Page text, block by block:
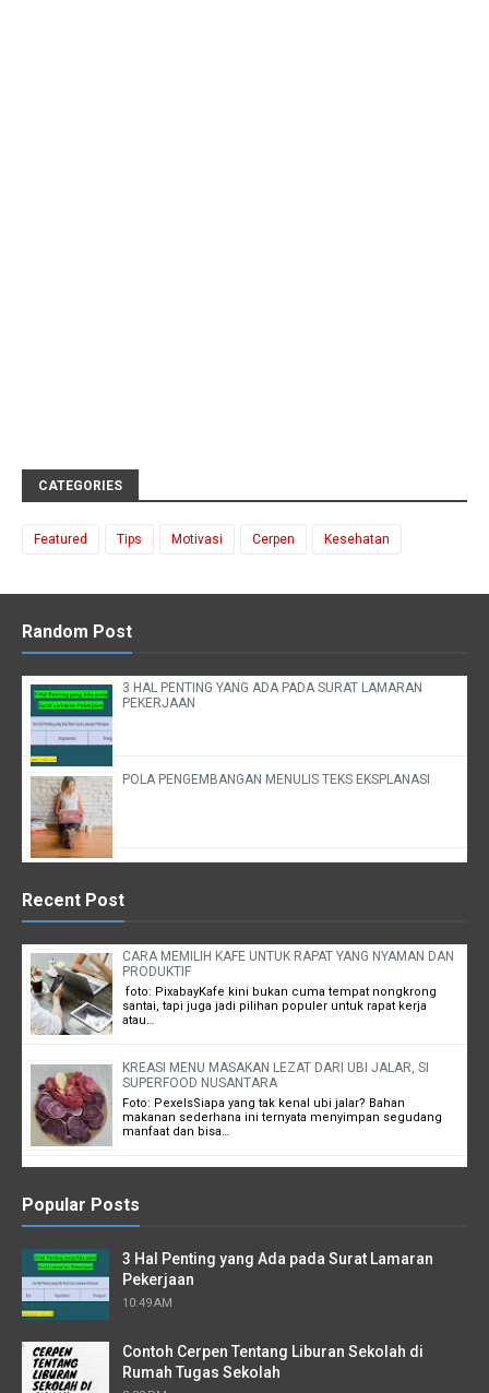
CATEGORIES
Featured Tips Motivasi Cerpen Kesehatan
Random Post
3 HAL PENTING YANG ADA PADA SURAT LAMARAN
PEKERJAAN
POLA PENGEMBANGAN MENULIS TEKS EKSPLANASI
Recent Post
CARA MEMILIH KAFE UNTUK RAPAT YANG NYAMAN DAN
PRODUKTIF
foto: PixabayKafe kini bukan cuma tempat nongkrong
santai, tapi juga jadi pilihan populer untuk rapat kerja
atau…
KREASI MENU MASAKAN LEZAT DARI UBI JALAR, SI
SUPERFOOD NUSANTARA
Foto: PexelsSiapa yang tak kenal ubi jalar? Bahan
makanan sederhana ini ternyata menyimpan segudang
manfaat dan bisa…
Popular Posts
3 Hal Penting yang Ada pada Surat Lamaran
Pekerjaan
10:49 AM
Contoh Cerpen Tentang Liburan Sekolah di
Rumah Tugas Sekolah